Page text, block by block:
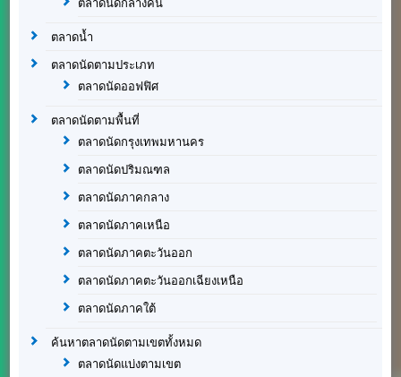
ตลาดนัดกลางคืน
ตลาดน้ำ
ตลาดนัดตามประเภท
ตลาดนัดออฟฟิศ
ตลาดนัดตามพื้นที่
ตลาดนัดกรุงเทพมหานคร
ตลาดนัดปริมณฑล
ตลาดนัดภาคกลาง
ตลาดนัดภาคเหนือ
ตลาดนัดภาคตะวันออก
ตลาดนัดภาคตะวันออกเฉียงเหนือ
ตลาดนัดภาคใต้
ค้นหาตลาดนัดตามเขตทั้งหมด
ตลาดนัดแบ่งตามเขต